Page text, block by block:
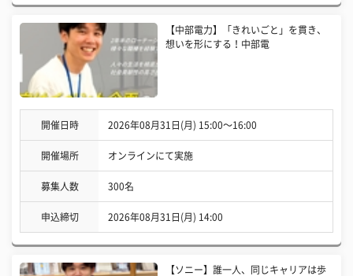
【中部電力】「きれいごと」を貫き、
想いを形にする！中部電
開催日時 2026年08月31日(月) 15:00〜16:00
開催場所 オンラインにて実施
募集人数 300名
申込締切 2026年08月31日(月) 14:00
【ソニー】誰一人、同じキャリアは歩